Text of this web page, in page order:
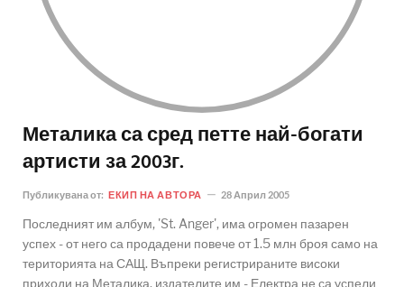
Металика са сред петте най-богати
артисти за 2003г.
Публикувана от: ЕКИП НА АВТОРА 28 Април 2005
Последният им албум, 'St. Anger', има огромен пазарен
успех - от него са продадени повече от 1.5 млн броя само на
територията на САЩ. Въпреки регистрираните високи
приходи на Металика, издателите им - Електра не са успели